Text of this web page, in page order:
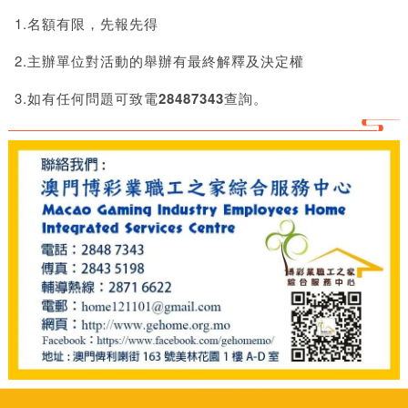
1.名額有限，先報先得
2.主辦單位對活動的舉辦有最終解釋及決定權
3.如有任何問題可致電28487343查詢。